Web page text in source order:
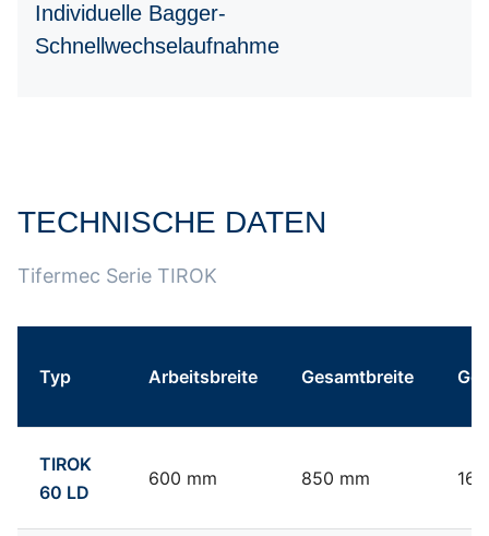
Individuelle Bagger-
Schnellwechselaufnahme
TECHNISCHE DATEN
Tifermec Serie TIROK
Tabelle überspringen Technische Daten Tifermec
Typ Arbeitsbreite Gesamtbreite
TIROK
60 LD
600 mm 850 mm
Zum Anfang der Tabelle springen